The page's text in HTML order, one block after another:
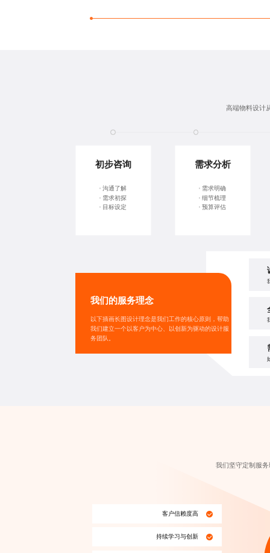
高端物料设计
初步咨询
沟通了解
需求初探
目标设定
需求分析
需求明确
细节梳理
预算评估
我们的服务理念
以下插画长图设计理念是我们工作的核心原则，帮助
我们建立一个以客户为中心、以创新为驱动的设计服
务团队。
我们坚守定制服
客户信赖度高
持续学习与创新